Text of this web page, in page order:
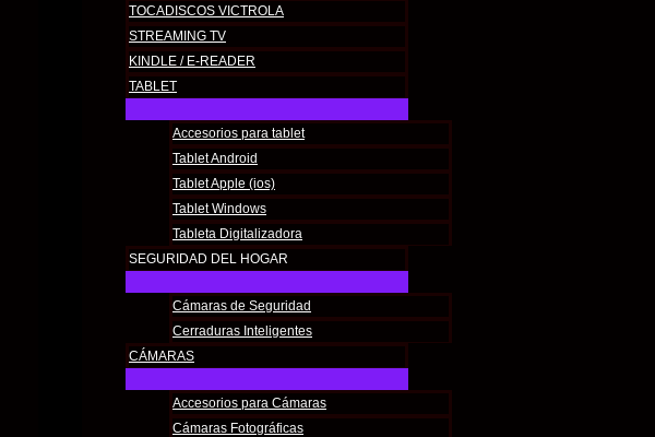
TOCADISCOS VICTROLA
STREAMING TV
KINDLE / E-READER
TABLET
Accesorios para tablet
Tablet Android
Tablet Apple (ios)
Tablet Windows
Tableta Digitalizadora
SEGURIDAD DEL HOGAR
Cámaras de Seguridad
Cerraduras Inteligentes
CÁMARAS
Accesorios para Cámaras
Cámaras Fotográficas